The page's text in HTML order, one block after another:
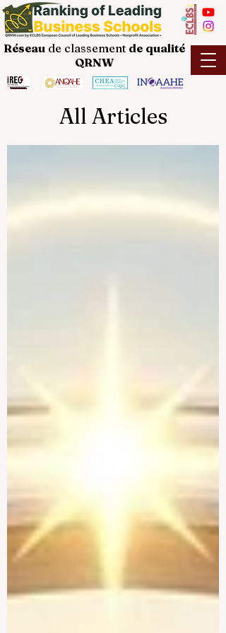
Réseau de classement de qualité
QRNW
All Articles